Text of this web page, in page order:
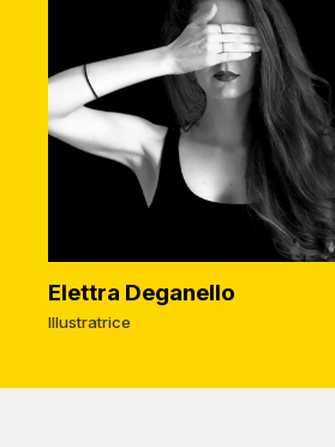
Elettra Deganello
Illustratrice